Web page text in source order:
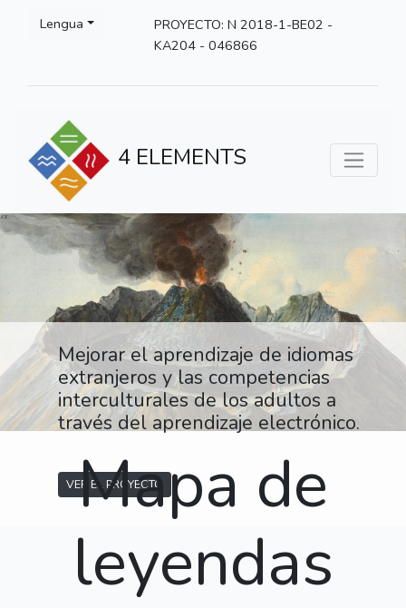
Lengua
PROYECTO: N 2018-1-BE02 -
KA204 - 046866
4 ELEMENTS
Mejorar el aprendizaje de idiomas
extranjeros y las competencias
interculturales de los adultos a
través del aprendizaje electrónico.
VER EL PROYECTO
Mapa de
leyendas